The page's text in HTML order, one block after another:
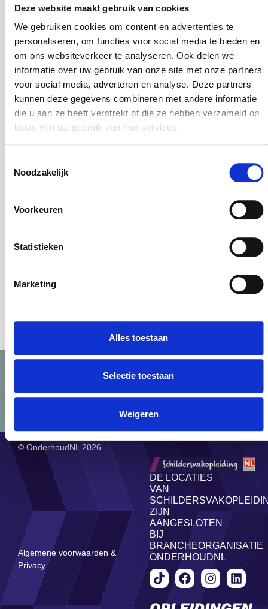
Deze website maakt gebruik van cookies
We gebruiken cookies om content en advertenties te
personaliseren, om functies voor social media te bieden en
om ons websiteverkeer te analyseren. Ook delen we
informatie over uw gebruik van onze site met onze partners
voor social media, adverteren en analyse. Deze partners
kunnen deze gegevens combineren met andere informatie
die u aan ze heeft verstrekt of die ze hebben verzameld op
basis van uw gebruik van hun services.
Noodzakelijk
Voorkeuren
Statistieken
Marketing
Alles toestaan
Selectie toestaan
Weigeren
Aanmelden
Wat leuk dat je een dagje wilt meelopen! Kies je
DE LOCATIES
VAN
ZIJN
AANGESLOTEN
BIJ
BRANCHEORGANISATIE
ONDERHOUDNL
© OnderhoudNL 2026
Algemene voorwaarden &
Privacy